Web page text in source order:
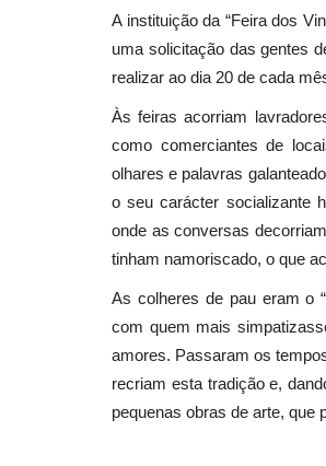
A instituição da “Feira dos
uma solicitação das gentes
realizar ao dia 20 de cada
Às feiras acorriam
como comerciantes de
olhares e palavras
o seu carácter socializante
onde as conversas
tinham namoriscado, o que
As colheres de pau eram o
com quem mais
amores. Passaram os
recriam esta tradição e,
pequenas obras de arte, que